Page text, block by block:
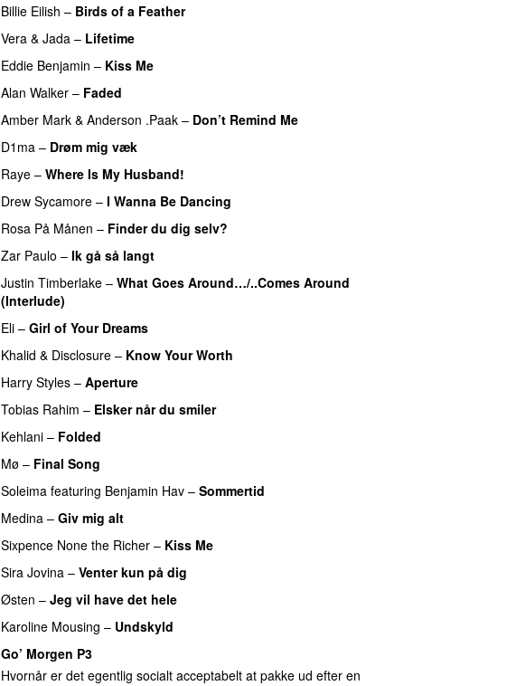
Billie Eilish – Birds of a Feather
Vera & Jada – Lifetime
Eddie Benjamin – Kiss Me
Alan Walker – Faded
Amber Mark & Anderson .Paak – Don’t Remind Me
D1ma – Drøm mig væk
Raye – Where Is My Husband!
Drew Sycamore – I Wanna Be Dancing
Rosa På Månen – Finder du dig selv?
Zar Paulo – Ik gå så langt
Justin Timberlake – What Goes Around…/..Comes Around
(Interlude)
Eli – Girl of Your Dreams
Khalid & Disclosure – Know Your Worth
Harry Styles – Aperture
Tobias Rahim – Elsker når du smiler
Kehlani – Folded
Mø – Final Song
Soleima featuring Benjamin Hav – Sommertid
Medina – Giv mig alt
Sixpence None the Richer – Kiss Me
Sira Jovina – Venter kun på dig
Østen – Jeg vil have det hele
Karoline Mousing – Undskyld
Go’ Morgen P3
Hvornår er det egentlig socialt acceptabelt at pakke ud efter en